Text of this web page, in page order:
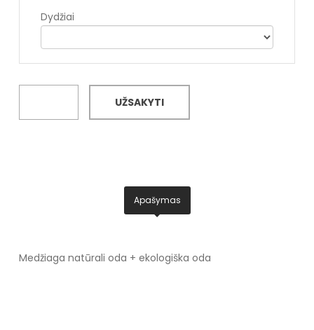
Dydžiai
UŽSAKYTI
Apašymas
Medžiaga natūrali oda + ekologiška oda